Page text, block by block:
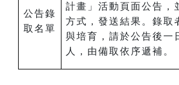
公告錄
取名單
計畫」活動頁面公告，
方式，發送結果。 錄取
與培育，請於公告後一
人，由備取依序遞補。